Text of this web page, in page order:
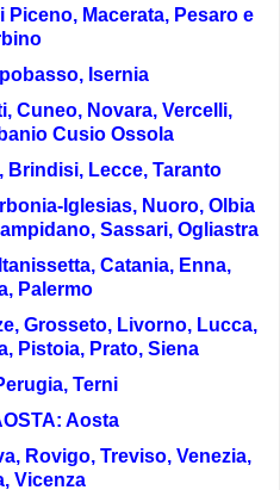
Piceno, Macerata, Pesaro e
Isernia
Cuneo, Novara, Vercelli,
Cusio Ossola
Brindisi, Lecce, Taranto
Iglesias, Nuoro, Olbia
Sassari, Ogliastra
Catania, Enna,
Palermo
Grosseto, Livorno, Lucca,
Pistoia, Prato, Siena
Terni
Aosta
Rovigo, Treviso, Venezia,
Vicenza